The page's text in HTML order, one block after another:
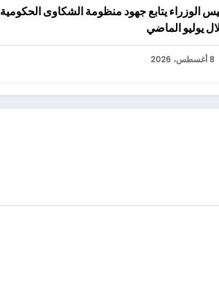
الوزراء يتابع جهود منظومة الشكاوى الحكومية
يوليو الماضي
8 أغسطس، 2026